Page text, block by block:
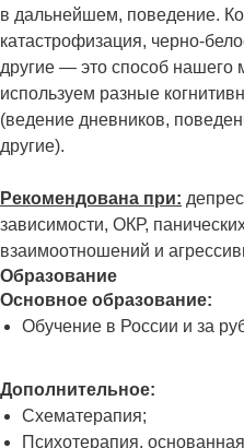
в дальнейшем, поведение.
катастрофизация, черно-
другие — это способ
используем разные
(ведение дневников,
другие).
Рекомендована при:
зависимости, ОКР,
взаимоотношений и
Образование
Основное образование:
Обучение в России и за
Дополнительное:
Схематерапия;
Психотерапия,